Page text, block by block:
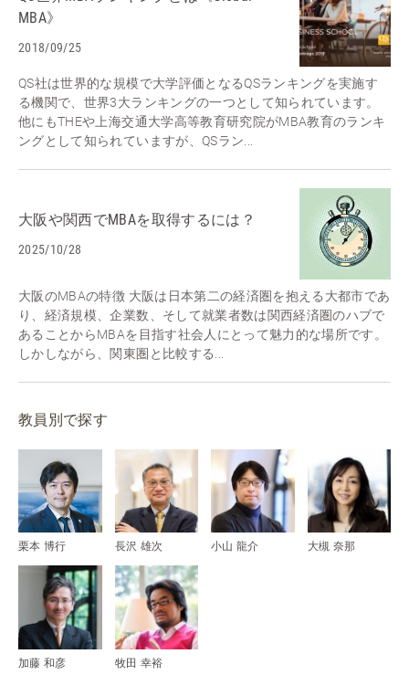
MBA》
2018/09/25
QS社は世界的な規模で大学評価となるQSランキングを実施す
る機関で、世界3大ランキングの一つとして知られています。
他にもTHEや上海交通大学高等教育研究院がMBA教育のランキ
ングとして知られていますが、QSラン...
大阪や関西でMBAを取得するには？
2025/10/28
大阪のMBAの特徴 大阪は日本第二の経済圏を抱える大都市であ
り、経済規模、企業数、そして就業者数は関西経済圏のハブで
あることからMBAを目指す社会人にとって魅力的な場所です。
しかしながら、関東圏と比較する...
教員別で探す
栗本 博行 長沢 雄次 小山 龍介 大槻 奈那
加藤 和彦 牧田 幸裕